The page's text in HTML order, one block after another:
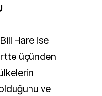
Hare ise
üçünden
ve